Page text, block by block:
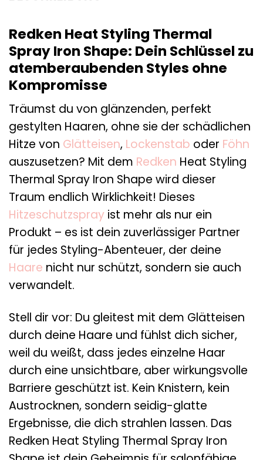
Redken Heat Styling Thermal
Spray Iron Shape: Dein Schlüssel zu
atemberaubenden Styles ohne
Kompromisse
Träumst du von glänzenden, perfekt
gestylten Haaren, ohne sie der schädlichen
Hitze von Glätteisen, Lockenstab oder Föhn
auszusetzen? Mit dem Redken Heat Styling
Thermal Spray Iron Shape wird dieser
Traum endlich Wirklichkeit! Dieses
Hitzeschutzspray ist mehr als nur ein
Produkt – es ist dein zuverlässiger Partner
für jedes Styling-Abenteuer, der deine
Haare nicht nur schützt, sondern sie auch
verwandelt.
Stell dir vor: Du gleitest mit dem Glätteisen
durch deine Haare und fühlst dich sicher,
weil du weißt, dass jedes einzelne Haar
durch eine unsichtbare, aber wirkungsvolle
Barriere geschützt ist. Kein Knistern, kein
Austrocknen, sondern seidig-glatte
Ergebnisse, die dich strahlen lassen. Das
Redken Heat Styling Thermal Spray Iron